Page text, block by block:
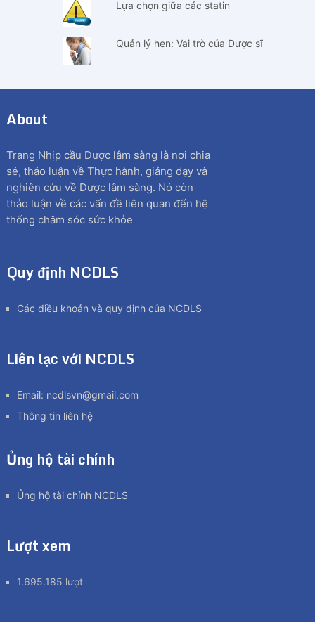
Lựa chọn giữa các statin
Quản lý hen: Vai trò của Dược sĩ
About
Trang Nhịp cầu Dược lâm sàng là nơi chia
sẻ, thảo luận về Thực hành, giảng dạy và
nghiên cứu về Dược lâm sàng. Nó còn
thảo luận về các vấn đề liên quan đến hệ
thống chăm sóc sức khỏe
Quy định NCDLS
Các điều khoản và quy định của NCDLS
Liên lạc với NCDLS
Email: ncdlsvn@gmail.com
Thông tin liên hệ
Ủng hộ tài chính
Ủng hộ tài chính NCDLS
Lượt xem
1.695.185 lượt